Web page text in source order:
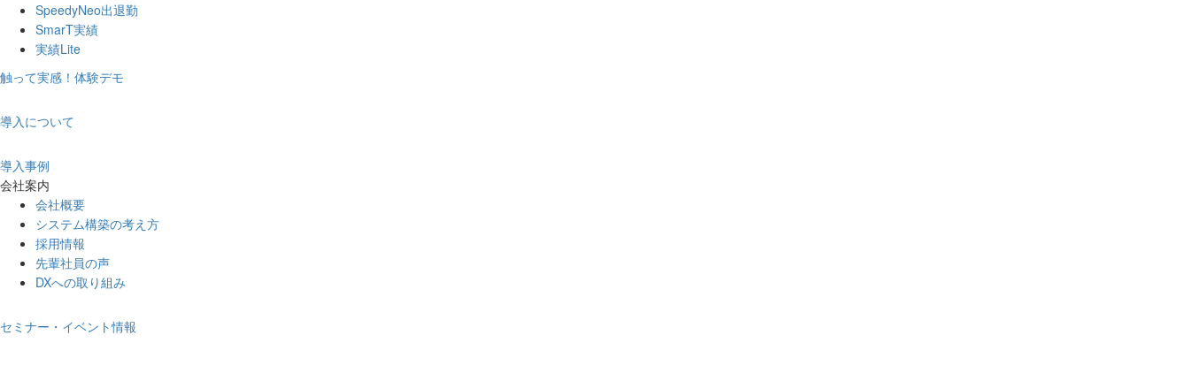
SpeedyNeo出退勤
SmarT実績
実績Lite
触って実感！体験デモ
導入について
導入事例
会社案内
会社概要
システム構築の考え方
採用情報
先輩社員の声
DXへの取り組み
セミナー・イベント情報